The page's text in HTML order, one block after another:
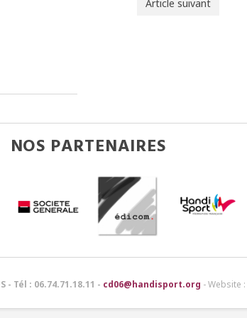
Article suivant
NOS PARTENAIRES
- Tél : 06.74.71.18.11 - cd06@handisport.org - Website :